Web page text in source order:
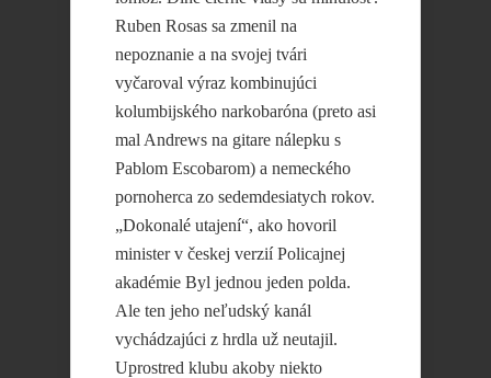
Ruben Rosas sa zmenil na
nepoznanie a na svojej tvári
vyčaroval výraz kombinujúci
kolumbijského narkobaróna (preto asi
mal Andrews na gitare nálepku s
Pablom Escobarom) a nemeckého
pornoherca zo sedemdesiatych rokov.
„Dokonalé utajení“, ako hovoril
minister v českej verzií Policajnej
akadémie Byl jednou jeden polda.
Ale ten jeho neľudský kanál
vychádzajúci z hrdla už neutajil.
Uprostred klubu akoby niekto